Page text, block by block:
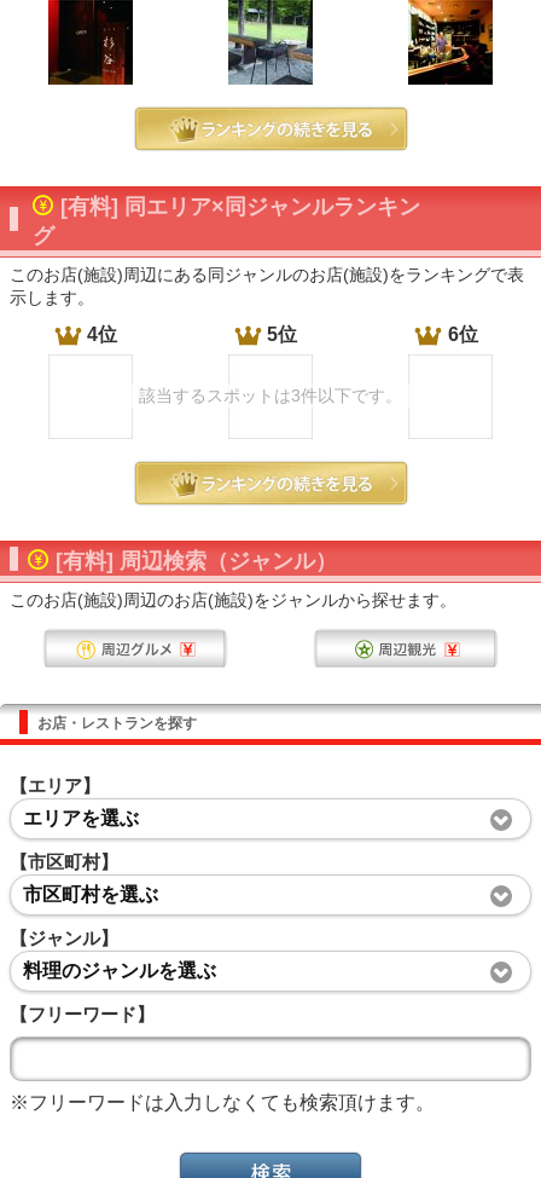
[有料] 同エリア×同ジャンルランキン
グ
このお店(施設)周辺にある同ジャンルのお店(施設)をランキングで表
示します。
4位 5位 6位
該当するスポットは3件以下です。
[有料] 周辺検索（ジャンル）
このお店(施設)周辺のお店(施設)をジャンルから探せます。
お店・レストランを探す
【エリア】
エリアを選ぶ
【市区町村】
市区町村を選ぶ
【ジャンル】
料理のジャンルを選ぶ
【フリーワード】
※フリーワードは入力しなくても検索頂けます。